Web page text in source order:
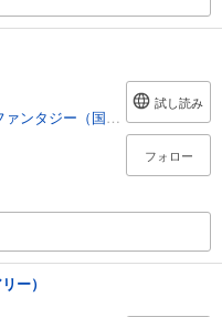
ァンタジー（国内）
試し読み
フォロー
ー）